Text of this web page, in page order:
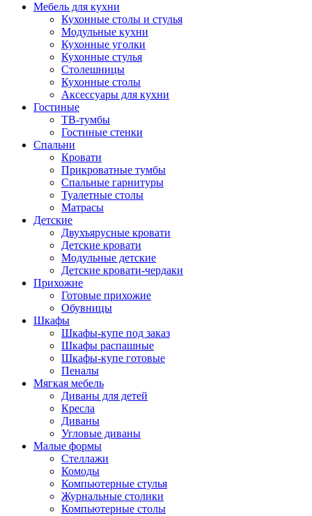
Мебель для кухни
Кухонные столы и стулья
Модульные кухни
Кухонные уголки
Кухонные стулья
Столешницы
Кухонные столы
Аксессуары для кухни
Гостиные
ТВ-тумбы
Гостиные стенки
Спальни
Кровати
Прикроватные тумбы
Спальные гарнитуры
Туалетные столы
Матрасы
Детские
Двухъярусные кровати
Детские кровати
Модульные детские
Детские кровати-чердаки
Прихожие
Готовые прихожие
Обувницы
Шкафы
Шкафы-купе под заказ
Шкафы распашные
Шкафы-купе готовые
Пеналы
Мягкая мебель
Диваны для детей
Кресла
Диваны
Угловые диваны
Малые формы
Стеллажи
Комоды
Компьютерные стулья
Журнальные столики
Компьютерные столы